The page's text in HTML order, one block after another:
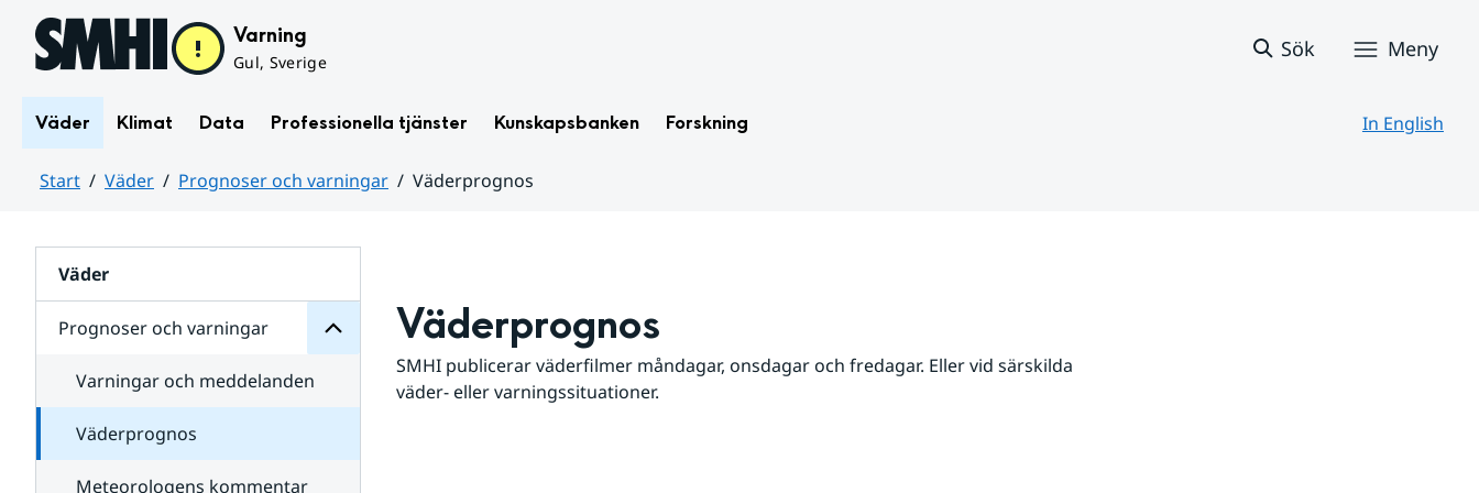
Hoppa till sidans innehåll Varning
Gul, Sverige
Sök Meny
Väder Klimat Data Professionella tjänster Kunskapsbanken Forskning In English
Start Väder Prognoser och varningar
Väderprognos
Väder
Prognoser och varningar
för
varningar
Varningar och meddelanden
Väderprognos
Meteorologens kommentar
Väderprognos
SMHI publicerar väderfilmer måndagar, onsdagar och fredagar. Eller vid särskilda
väder- eller varningssituationer.